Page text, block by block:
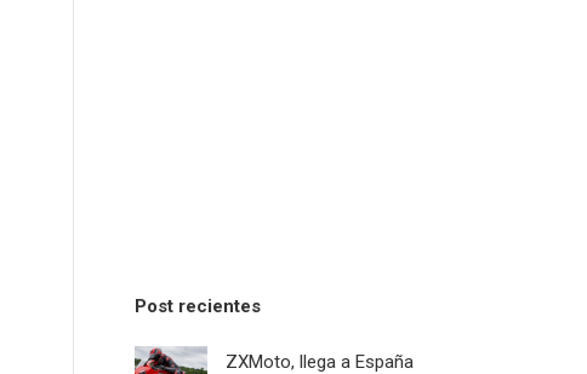
Post recientes
ZXMoto, llega a España